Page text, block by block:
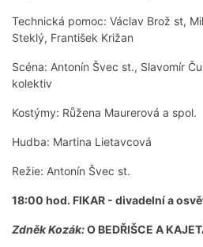
Technická pomoc: Václav Brož st,
Steklý, František Križan
Scéna: Antonín Švec st., Slavomír
kolektiv
Kostýmy: Růžena Maurerová a spol.
Hudba: Martina Lietavcová
Režie: Antonín Švec st.
18:00 hod. FIKAR - divadelní a
Zdněk Kozák:O BEDŘIŠCE A